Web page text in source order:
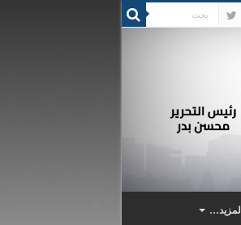
المزيد…